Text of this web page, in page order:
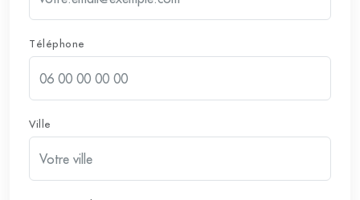
Téléphone
Ville